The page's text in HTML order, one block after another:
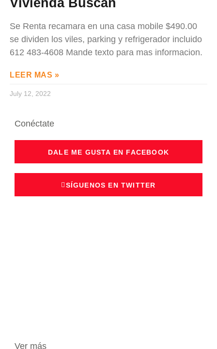
Vivienda Buscan
Se Renta recamara en una casa mobile $490.00
se dividen los viles, parking y refrigerador incluido
612 483-4608 Mande texto para mas informacion.
LEER MAS »
July 12, 2022
Conéctate
DALE ME GUSTA EN FACEBOOK
SÍGUENOS EN TWITTER
Ver más